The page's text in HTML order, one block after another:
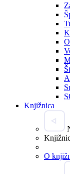
Knjižnica
O